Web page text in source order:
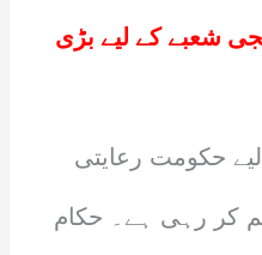
شعبے کے لیے بڑی
حکومت رعایتی
کر رہی ہے۔ حکام